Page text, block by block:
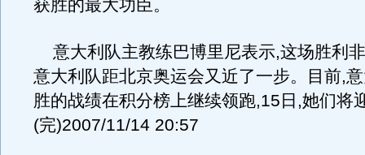
获胜的最大功臣。
意大利队主教练巴博里尼表示,这场胜利
意大利队距北京奥运会又近了一步。目前,
胜的战绩在积分榜上继续领跑,15日,她们将
(完)2007/11/14 20:57